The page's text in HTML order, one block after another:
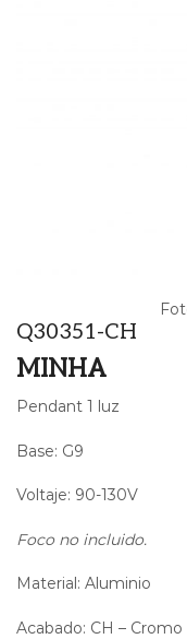
Q30351-CH
MINHA
Pendant 1 luz
Base: G9
Voltaje: 90-130V
Foco no incluido.
Material: Aluminio
Acabado: CH – Cromo